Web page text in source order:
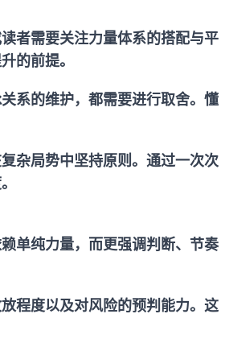
者需要关注力量体系的搭配与平
的前提。
系的维护，都需要进行取舍。懂
杂局势中坚持原则。通过一次次
单纯力量，而更强调判断、节奏
程度以及对风险的预判能力。这